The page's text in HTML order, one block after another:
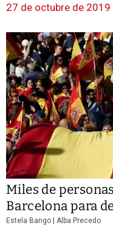
27 de octubre de 2019
Miles de
Barcelona para
Estela Bango | Alba Precedo